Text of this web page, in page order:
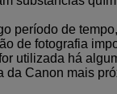
período de
de fotografia
utilizada há
Canon mais